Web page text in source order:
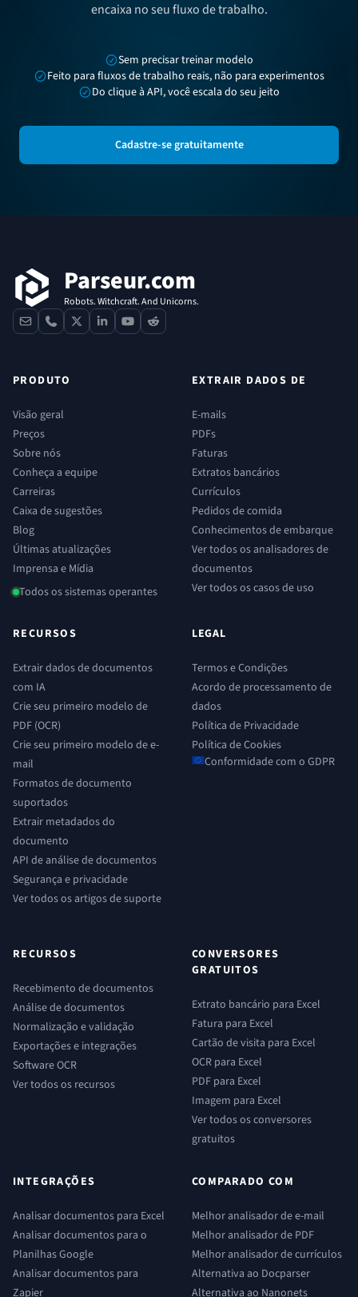
encaixa no seu fluxo de trabalho.
Sem precisar treinar modelo
Feito para fluxos de trabalho reais, não para experimentos
Do clique à API, você escala do seu jeito
Cadastre-se gratuitamente
Parseur.com
Robots. Witchcraft. And Unicorns.
contactphone
x linkedinyoutube
reddit
PRODUTO
Visão geral
Preços
Sobre nós
Conheça a equipe
Carreiras
Caixa de sugestões
Blog
Últimas atualizações
Imprensa e Mídia
Todos os sistemas operantes
EXTRAIR DADOS DE
E-mails
PDFs
Faturas
Extratos bancários
Currículos
Pedidos de comida
Conhecimentos de embarque
Ver todos os analisadores de
documentos
Ver todos os casos de uso
RECURSOS
Extrair dados de documentos
com IA
Crie seu primeiro modelo de
PDF (OCR)
Crie seu primeiro modelo de e-
mail
Formatos de documento
suportados
Extrair metadados do
documento
API de análise de documentos
Segurança e privacidade
Ver todos os artigos de suporte
LEGAL
Termos e Condições
Acordo de processamento de
dados
Política de Privacidade
Política de Cookies
Conformidade com o GDPR
RECURSOS
Recebimento de documentos
Análise de documentos
Normalização e validação
Exportações e integrações
Software OCR
Ver todos os recursos
CONVERSORES
GRATUITOS
Extrato bancário para Excel
Fatura para Excel
Cartão de visita para Excel
OCR para Excel
PDF para Excel
Imagem para Excel
Ver todos os conversores
gratuitos
INTEGRAÇÕES
Analisar documentos para Excel
Analisar documentos para o
Planilhas Google
Analisar documentos para
Zapier
COMPARADO COM
Melhor analisador de e-mail
Melhor analisador de PDF
Melhor analisador de currículos
Alternativa ao Docparser
Alternativa ao Nanonets